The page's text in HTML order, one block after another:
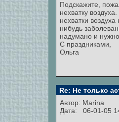
Подскажите,
нехватку
нехватки
нибудь
надумано и
С праздниками,
Ольга
Re: Не только
Автор: Marina
Дата: 06-01-05